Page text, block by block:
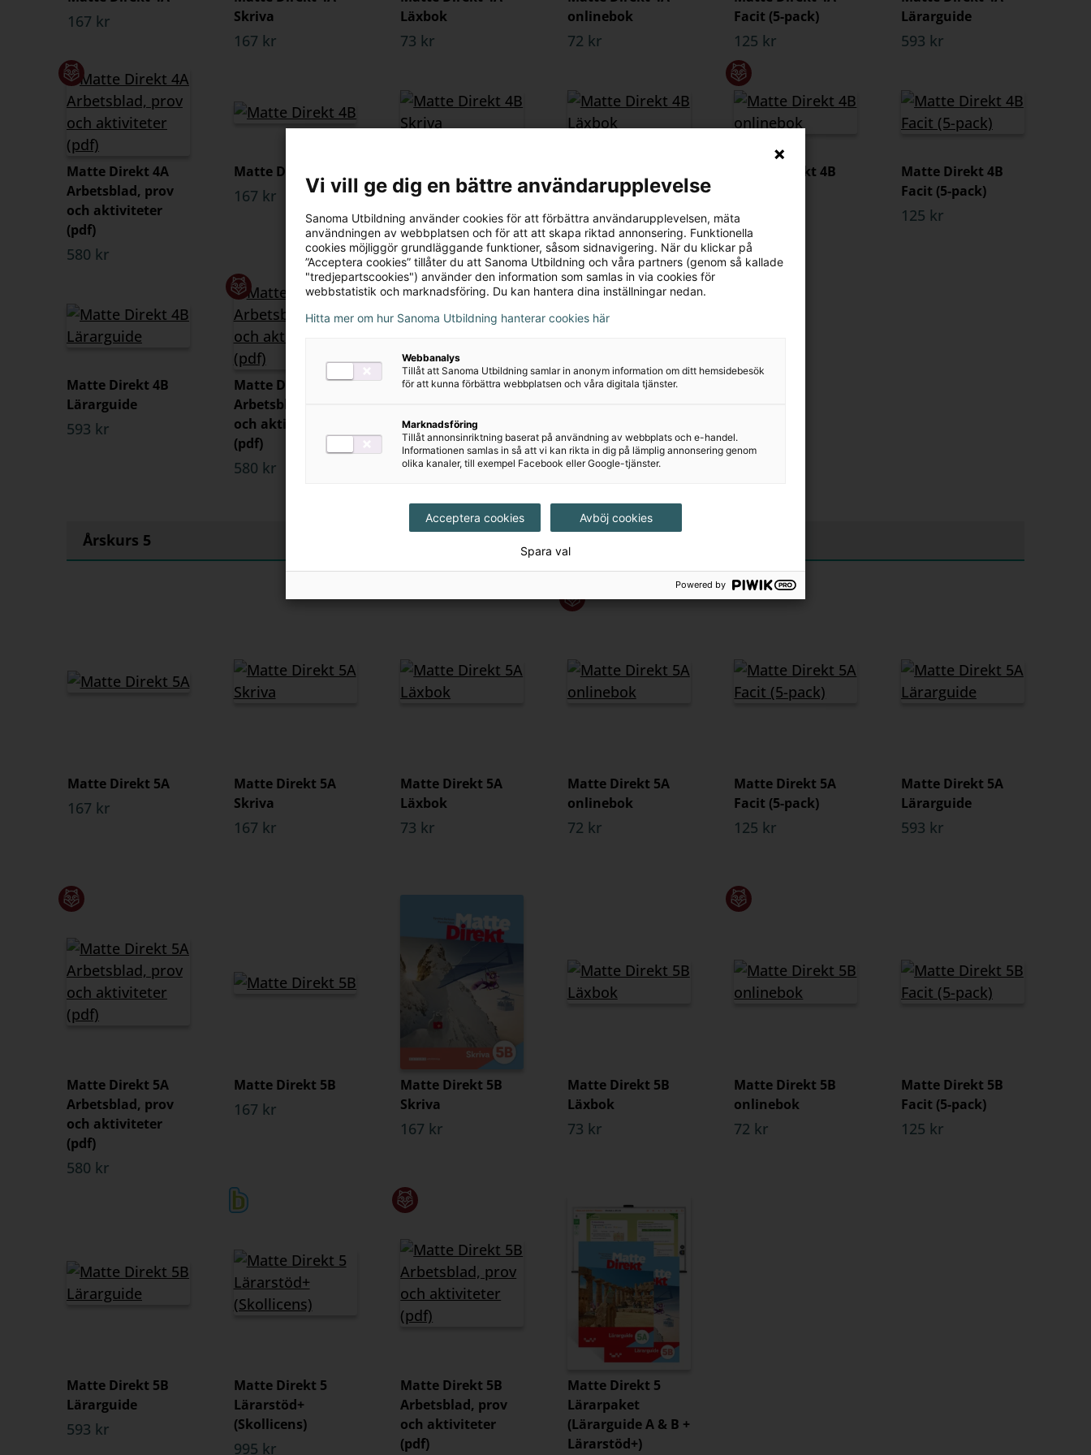
167 kr
Skriva
167 kr
Läxbok
73 kr
onlinebok
72 kr
Facit (5-pack)
125 kr
Lärarguide
593 kr
Matte Direkt 4A
Arbetsblad, prov
och aktiviteter
(pdf)
580 kr
Matte Direkt 4B
167 kr
Skriva
167 kr
Läxbok
73 kr
Matte Direkt 4B
72 kr
Matte Direkt 4B
Facit (5-pack)
125 kr
Matte Direkt 4B
Lärarguide
593 kr
Matte Direkt 4B
Arbetsblad, prov
och aktiviteter
(pdf)
580 kr
Matte Direkt 4
(Skollicens)
995 kr
Matte Direkt 4
Lärarstöd+)
1550 kr
Årskurs 5
Matte Direkt 5A
167 kr
Matte Direkt 5A
Skriva
167 kr
Matte Direkt 5A
Läxbok
73 kr
Matte Direkt 5A
onlinebok
72 kr
Matte Direkt 5A
Facit (5-pack)
125 kr
Matte Direkt 5A
Lärarguide
593 kr
Matte Direkt 5A
Arbetsblad, prov
och aktiviteter
(pdf)
580 kr
Matte Direkt 5B
167 kr
Matte Direkt 5B
Skriva
167 kr
Matte Direkt 5B
Läxbok
73 kr
Matte Direkt 5B
onlinebok
72 kr
Matte Direkt 5B
Facit (5-pack)
125 kr
Matte Direkt 5B
Lärarguide
593 kr
Matte Direkt 5
Lärarstöd+
(Skollicens)
995 kr
Matte Direkt 5B
Arbetsblad, prov
och aktiviteter
(pdf)
Matte Direkt 5
Lärarpaket
(Lärarguide A & B +
Lärarstöd+)
Vi vill ge dig en bättre användarupplevelse
Sanoma Utbildning använder cookies för att förbättra användarupplevelsen, mäta
användningen av webbplatsen och för att att skapa riktad annonsering. Funktionella
cookies möjliggör grundläggande funktioner, såsom sidnavigering. När du klickar på
”Acceptera cookies” tillåter du att Sanoma Utbildning och våra partners (genom så kallade
"tredjepartscookies") använder den information som samlas in via cookies för
webbstatistik och marknadsföring. Du kan hantera dina inställningar nedan.
Hitta mer om hur Sanoma Utbildning hanterar cookies här
Webbanalys
Tillåt att Sanoma Utbildning samlar in anonym information om ditt hemsidebesök
för att kunna förbättra webbplatsen och våra digitala tjänster.
Marknadsföring
Tillåt annonsinriktning baserat på användning av webbplats och e-handel.
Informationen samlas in så att vi kan rikta in dig på lämplig annonsering genom
olika kanaler, till exempel Facebook eller Google-tjänster.
Acceptera cookies Avböj cookies
Spara val
Powered by